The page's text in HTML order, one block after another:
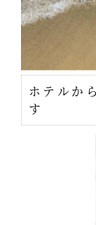
ホテルか
す